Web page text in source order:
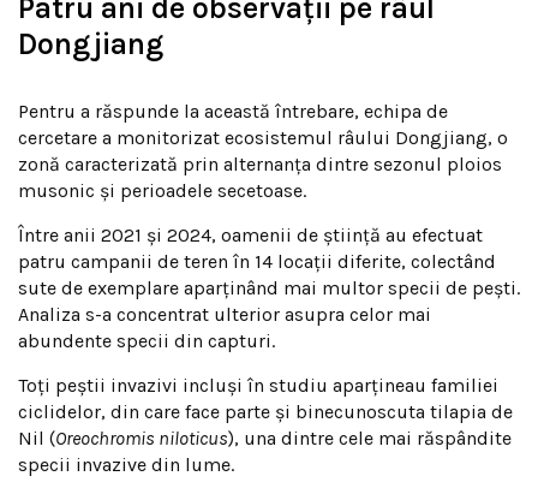
Patru ani de observații pe râul
Dongjiang
Pentru a răspunde la această întrebare, echipa de
cercetare a monitorizat ecosistemul râului Dongjiang, o
zonă caracterizată prin alternanța dintre sezonul ploios
musonic și perioadele secetoase.
Între anii 2021 și 2024, oamenii de știință au efectuat
patru campanii de teren în 14 locații diferite, colectând
sute de exemplare aparținând mai multor specii de pești.
Analiza s-a concentrat ulterior asupra celor mai
abundente specii din capturi.
Toți peștii invazivi incluși în studiu aparțineau familiei
ciclidelor, din care face parte și binecunoscuta tilapia de
Nil (Oreochromis niloticus), una dintre cele mai răspândite
specii invazive din lume.